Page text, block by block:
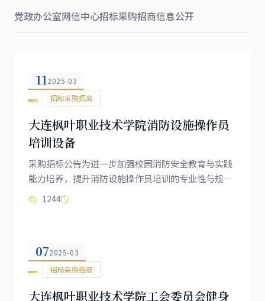
党政办公室网信中心招标采购招商信息公开
112025-03
招标采购招商
大连枫叶职业技术学院消防设施操作员
培训设备
采购招标公告为进一步加强校园消防安全教育与实践
能力培养，提升消防设施操作员培训的专业性与规范
性，大连枫叶职业技术学院现面向社会公开招标采购
消防设施操作员培训设备。欢迎符合条件的供应商积
作员培训设备采购项目2.项目编号：[2025002]3.采购
内容：本次采购内容涵盖火灾自动报警系统模拟设
备、自动喷水灭火系统演示装置、...
1244
072025-03
招标采购招商
大连枫叶职业技术学院工会委员会健身